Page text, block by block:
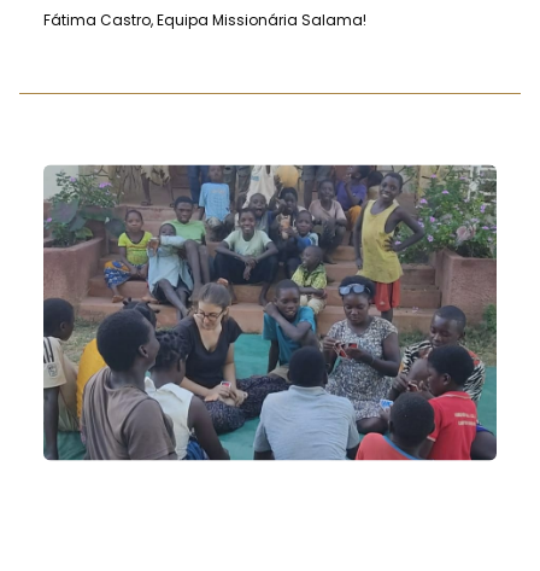
Fátima Castro, Equipa Missionária Salama!